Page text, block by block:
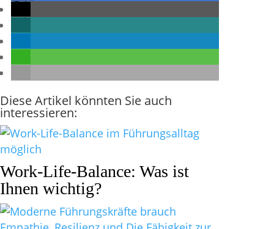
Diese Artikel könnten Sie auch
interessieren:
Work-Life-Balance: Was ist
Ihnen wichtig?